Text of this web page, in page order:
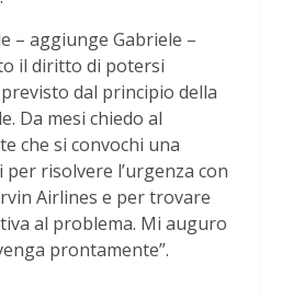
– aggiunge Gabriele –
il diritto di potersi
dal principio della
Da mesi chiedo al
che si convochi una
risolvere l’urgenza con
Airlines e per trovare
al problema. Mi auguro
prontamente”.